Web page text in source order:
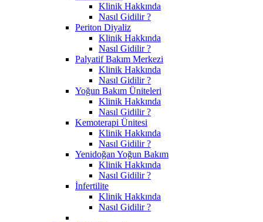
Klinik Hakkında
Nasıl Gidilir ?
Periton Diyaliz
Klinik Hakkında
Nasıl Gidilir ?
Palyatif Bakım Merkezi
Klinik Hakkında
Nasıl Gidilir ?
Yoğun Bakım Üniteleri
Klinik Hakkında
Nasıl Gidilir ?
Kemoterapi Ünitesi
Klinik Hakkında
Nasıl Gidilir ?
Yenidoğan Yoğun Bakım
Klinik Hakkında
Nasıl Gidilir ?
İnfertilite
Klinik Hakkında
Nasıl Gidilir ?